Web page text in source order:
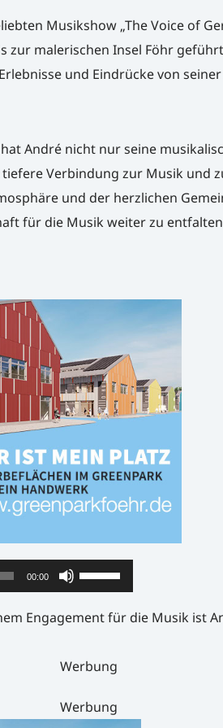
Musikshow „The Voice of
zur malerischen Insel Föhr
und Eindrücke von
André nicht nur seine
Verbindung zur Musik und
und der herzlichen
für die Musik weiter zu
00:00
Pfeiltasten
Hoch/Runter
benutzen,
die
zu
Engagement für die Musik ist
Werbung
Werbung